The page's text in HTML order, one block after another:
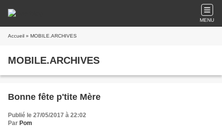
MENU
Accueil » MOBILE.ARCHIVES
MOBILE.ARCHIVES
Bonne fête p'tite Mère
Publié le 27/05/2017 à 22:02
Par Pom